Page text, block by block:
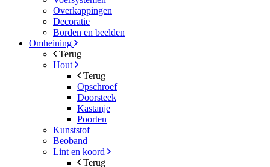
Overkappingen
Decoratie
Borden en beelden
Omheining
Terug
Hout
Terug
Opschroef
Doorsteek
Kastanje
Poorten
Kunststof
Beoband
Lint en koord
Terug